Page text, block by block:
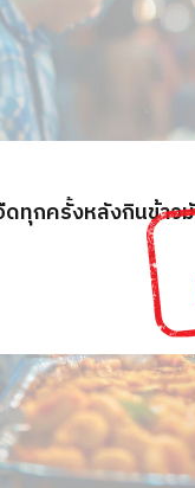
ทุกครั้งหลังกินข้า